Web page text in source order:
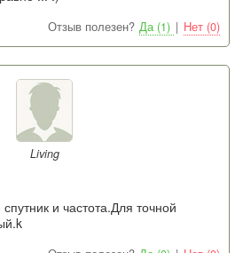
Отзыв полезен? Да (1) | Нет (0)
Living
и частота.Для точной